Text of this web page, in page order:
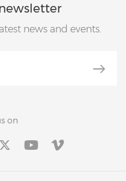
news and events.
on